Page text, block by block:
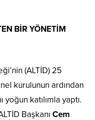
BİR YÖNETİM
(ALTİD) 25
kurulunun ardından
katılımla yaptı.
Başkanı Cem